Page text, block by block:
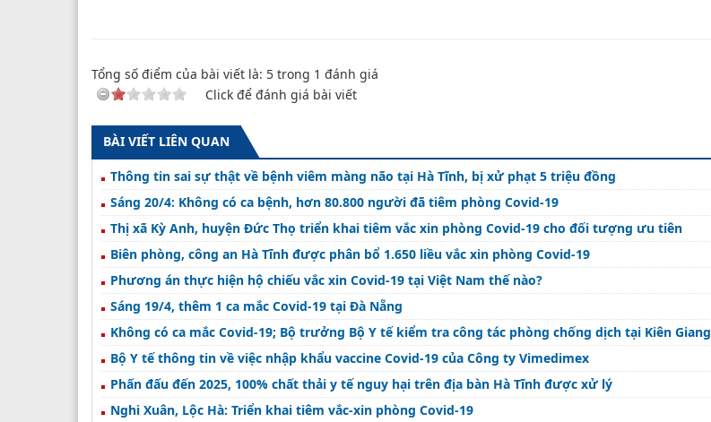
Tổng số điểm của bài viết là: 5 trong 1 đánh giá
Click để đánh giá bài viết
BÀI VIẾT LIÊN QUAN
Thông tin sai sự thật về bệnh viêm màng não tại Hà Tĩnh, bị xử phạt 5 triệu đồng
Sáng 20/4: Không có ca bệnh, hơn 80.800 người đã tiêm phòng Covid-19
Thị xã Kỳ Anh, huyện Đức Thọ triển khai tiêm vắc xin phòng Covid-19 cho đối tượng ưu tiên
Biên phòng, công an Hà Tĩnh được phân bổ 1.650 liều vắc xin phòng Covid-19
Phương án thực hiện hộ chiếu vắc xin Covid-19 tại Việt Nam thế nào?
Sáng 19/4, thêm 1 ca mắc Covid-19 tại Đà Nẵng
Không có ca mắc Covid-19; Bộ trưởng Bộ Y tế kiểm tra công tác phòng chống dịch tại Kiên Giang
Bộ Y tế thông tin về việc nhập khẩu vaccine Covid-19 của Công ty Vimedimex
Phấn đấu đến 2025, 100% chất thải y tế nguy hại trên địa bàn Hà Tĩnh được xử lý
Nghi Xuân, Lộc Hà: Triển khai tiêm vắc-xin phòng Covid-19